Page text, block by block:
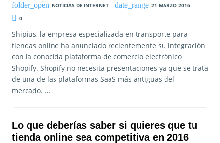
NOTICIAS DE INTERNET
21 MARZO 2016
0
Shipius, la empresa especializada en transporte para
tiendas online ha anunciado recientemente su integración
con la conocida plataforma de comercio electrónico
Shopify. Shopify no necesita presentaciones ya que se trata
de una de las plataformas SaaS más antiguas del
mercado. …
Lo que deberías saber si quieres que tu
tienda online sea competitiva en 2016